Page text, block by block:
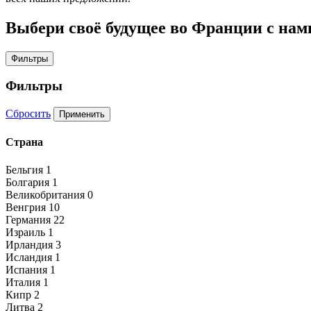
Выбери своё будущее во Франции с
Фильтры
Фильтры
Сбросить Применить
Страна
Бельгия 1
Болгария 1
Великобритания 0
Венгрия 10
Германия 22
Израиль 1
Ирландия 3
Исландия 1
Испания 1
Италия 1
Кипр 2
Литва 2